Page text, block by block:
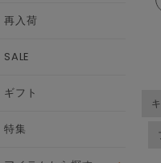
再入荷
SALE
ギフト
特集